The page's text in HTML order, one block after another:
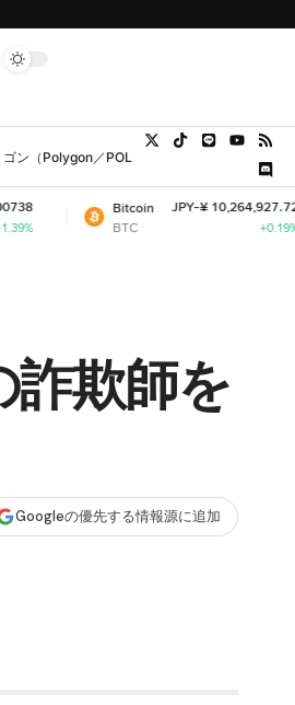
ゴン（Polygon／POL、MATIC）
Bitcoin
BTC
JPY-¥ 10,264,927.72
欺師を
Googleの優先する情報源に追加